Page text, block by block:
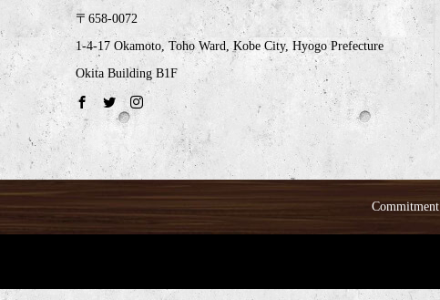
〒658-0072
1-4-17 Okamoto, Toho Ward, Kobe City, Hyogo Prefecture
Okita Building B1F
Commitment